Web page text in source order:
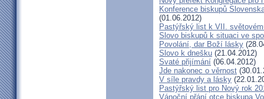
Konference biskupů
(01.06.2012)
Pastýřský list k VII.
Slovo biskupů k situaci ve
Povolání, dar Boží lásky
Slovo k dnešku (21.04.2012)
Svaté přijímání (06.04.2012)
Jde nakonec o věrnost
V síle pravdy a lásky
Pastýřský list pro Nový rok
Vánoční přání otce biskupa